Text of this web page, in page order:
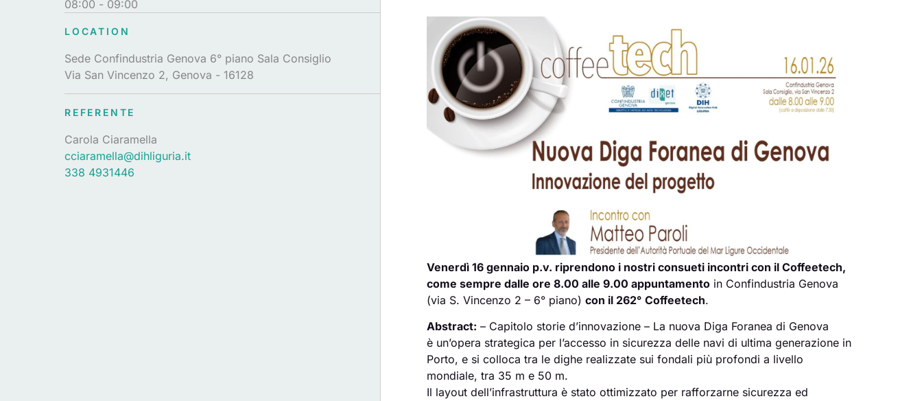
08:00 - 09:00
LOCATION
Sede Confindustria Genova 6° piano Sala Consiglio
Via San Vincenzo 2, Genova - 16128
REFERENTE
Carola Ciaramella
cciaramella@dihliguria.it
338 4931446
Venerdì16 gennaio p.v. riprendono i nostri consueti incontri con il Coffeetech,
come sempre dalle ore 8.00 alle 9.00 appuntamentoin Confindustria Genova
(via S. Vincenzo 2 – 6° piano) con il 262° Coffeetech.
Abstract: – Capitolo storie d’innovazione – La nuova Diga Foranea di Genova
è un’opera strategica per l’accesso in sicurezza delle navi di ultima generazione in
Porto, e si colloca tra le dighe realizzate sui fondali più profondi a livello
mondiale, tra 35 m e 50 m.
Il layout dell’infrastruttura è stato ottimizzato per rafforzarne sicurezza ed